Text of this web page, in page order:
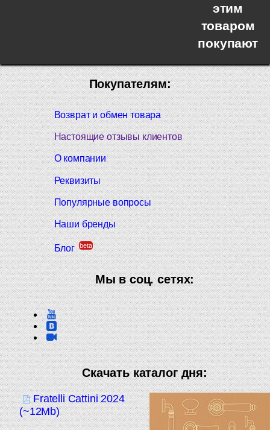
этим
товаром
покупают
Покупателям:
Возврат и обмен товара
Настоящие отзывы клиентов
О компании
Реквизиты
Популярные вопросы
Наши бренды
Блог beta
Мы в соц. сетях:
Скачать каталог дня:
Fratelli Cattini 2024
(~12Mb)